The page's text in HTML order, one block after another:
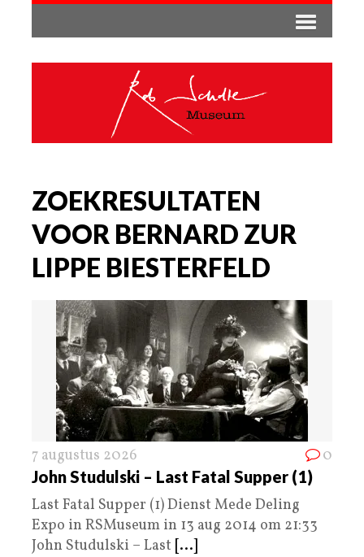
ZOEKRESULTATEN
VOOR BERNARD ZUR
LIPPE BIESTERFELD
7 augustus 2026 0
John Studulski – Last Fatal Supper (1)
Last Fatal Supper (1) Dienst Mede Deling
Expo in RSMuseum in 13 aug 2014 om 21:33
John Studulski – Last [...]